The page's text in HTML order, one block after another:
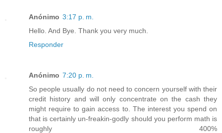
Anónimo 3:17 p. m.
Hello. And Bye. Thank you very much.
Responder
Anónimo 7:20 p. m.
So people usually do not need to concern yourself with their
credit history and will only concentrate on the cash they
might require to gain access to. The interest you spend on
that is certainly un-freakin-godly should you perform math is
roughly 400%